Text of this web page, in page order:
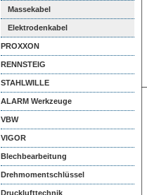
Massekabel
Elektrodenkabel
PROXXON
RENNSTEIG
STAHLWILLE
ALARM Werkzeuge
VBW
VIGOR
Blechbearbeitung
Drehmomentschlüssel
Drucklufttechnik